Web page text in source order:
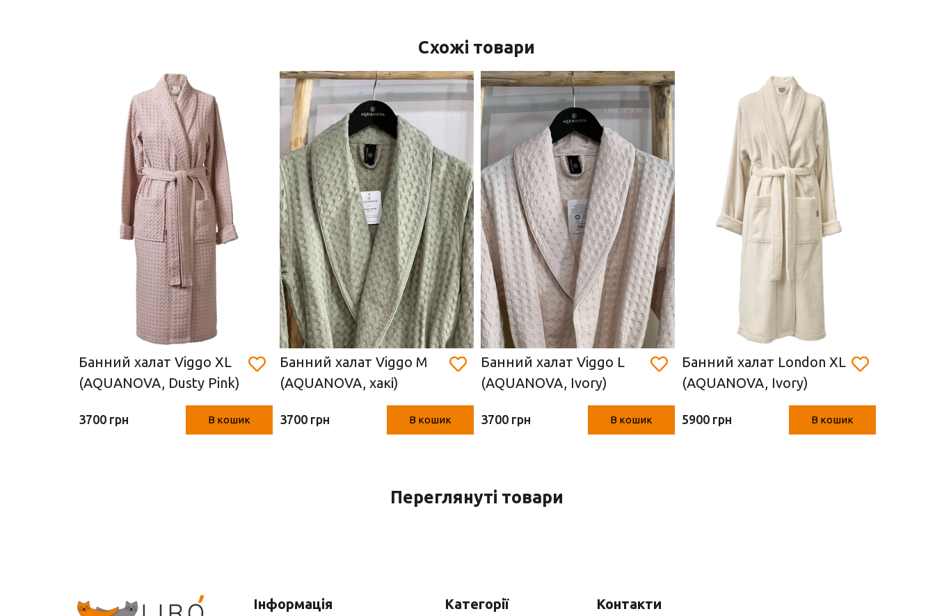
Схожі товари
Банний халат Viggo XL
(AQUANOVA, Dusty Pink)
3700 грн В кошик
Банний халат Viggo M
(AQUANOVA, хакі)
3700 грн В кошик
Банний халат Viggo L
(AQUANOVA, Ivory)
3700 грн В кошик
Банний халат London XL
(AQUANOVA, Ivory)
5900 грн В кошик
Переглянуті товари
Інформація Категорії Контакти